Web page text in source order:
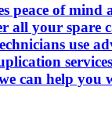
peace of mind
all your spare
use
can help you